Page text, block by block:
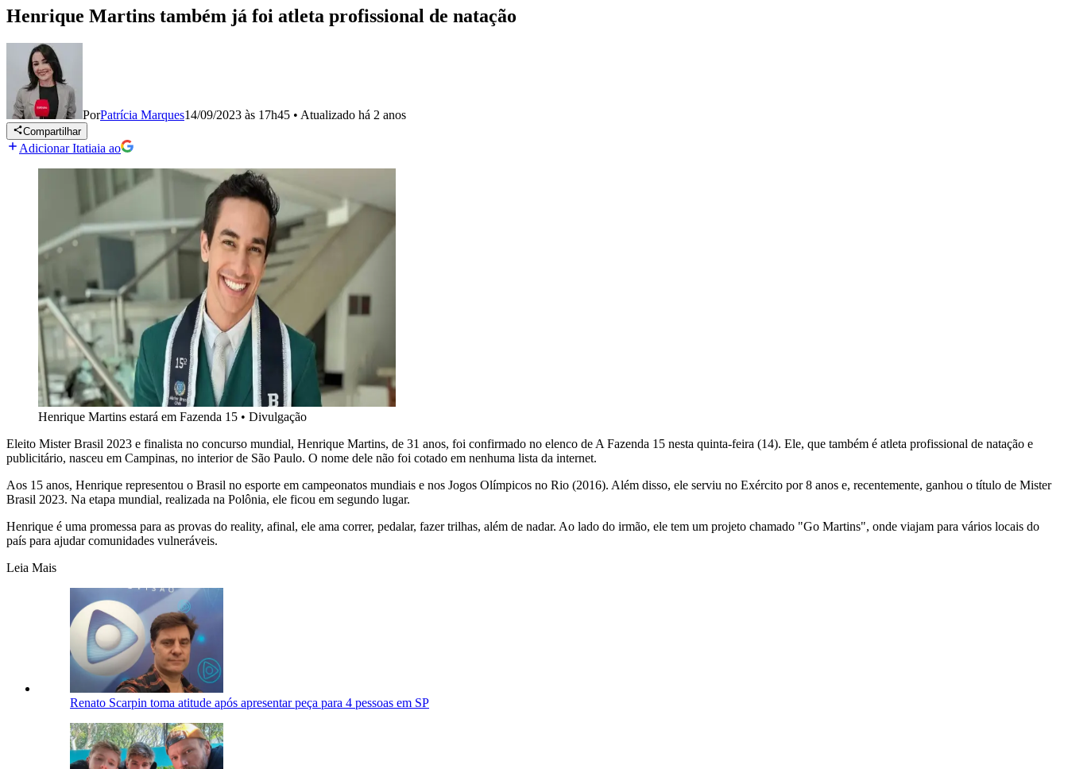
Henrique Martins também já foi atleta profissional de natação
PorPatrícia Marques14/09/2023 às 17h45 • Atualizado há 2 anos
Compartilhar
Adicionar Itatiaia ao
Henrique Martins estará em Fazenda 15 • Divulgação
Eleito Mister Brasil 2023 e finalista no concurso mundial, Henrique Martins, de 31 anos, foi confirmado no elenco de A Fazenda 15 nesta quinta-feira (14). Ele, que também é atleta profissional de natação e
publicitário, nasceu em Campinas, no interior de São Paulo. O nome dele não foi cotado em nenhuma lista da internet.
Aos 15 anos, Henrique representou o Brasil no esporte em campeonatos mundiais e nos Jogos Olímpicos no Rio (2016). Além disso, ele serviu no Exército por 8 anos e, recentemente, ganhou o título de Mister
Brasil 2023. Na etapa mundial, realizada na Polônia, ele ficou em segundo lugar.
Henrique é uma promessa para as provas do reality, afinal, ele ama correr, pedalar, fazer trilhas, além de nadar. Ao lado do irmão, ele tem um projeto chamado "Go Martins", onde viajam para vários locais do
país para ajudar comunidades vulneráveis.
Leia Mais
Renato Scarpin toma atitude após apresentar peça para 4 pessoas em SP